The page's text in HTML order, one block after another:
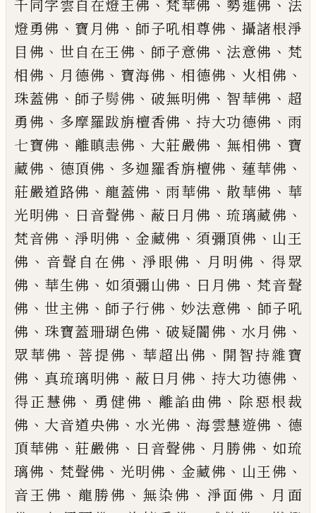
千同字雲自在燈王佛 、 梵華佛 、 勢進佛 、 法
燈勇佛 、 寶月佛 、 師子吼相尊佛 、 攝諸根淨
目佛 、 世自在王佛 、 師子意佛 、 法意佛 、 梵
相佛 、 月德佛 、 寶海佛 、 相德佛 、 火相佛 、
珠蓋佛 、 師子𮫉佛 、 破無明佛 、 智華佛 、 超
勇佛 、 多摩羅跋旃檀香佛 、 持大功德佛 、 雨
七寶佛 、 離瞋恚佛 、 大莊嚴佛 、 無相佛 、 寶
藏佛 、 德頂佛 、 多迦羅香旃檀佛 、 蓮華佛 、
莊嚴道路佛 、 龍蓋佛 、 雨華佛 、 散華佛 、 華
光明佛 、 日音聲佛 、 蔽日月佛 、琉璃藏佛 、
梵音佛 、淨明佛 、 金藏佛 、 須彌頂佛 、 山王
佛 、 音聲自在佛 、淨眼佛 、 月明佛 、 得眾
佛 、 華生佛 、 如須彌山佛 、 日月佛 、 梵音聲
佛 、 世主佛 、 師子行佛 、 妙法意佛 、 師子吼
佛 、 珠寶蓋珊瑚色佛 、破疑闇佛 、 水月佛 、
眾華佛 、 菩提佛 、 華超出佛 、 開智持雜寶
佛 、 真琉璃明佛 、蔽 日月佛 、 持大功德佛 、
得正慧佛 、 勇健佛 、 離諂曲佛 、 除惡根裁
佛 、 大音道央佛 、水光佛 、 海雲慧遊佛 、 德
頂華佛 、 莊嚴佛 、 日音聲佛 、 月勝佛 、 如琉
璃佛 、 梵聲佛 、 光明佛 、 金藏佛 、 山王佛 、
音王佛 、 龍勝佛 、 無染佛 、 淨面佛 、 月面